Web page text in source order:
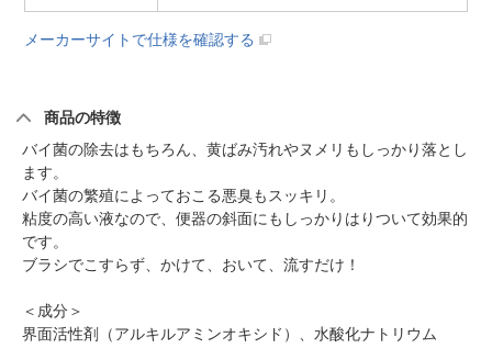
メーカーサイトで仕様を確認する
商品の特徴
バイ菌の除去はもちろん、黄ばみ汚れやヌメリもしっかり落とし
ます。
バイ菌の繁殖によっておこる悪臭もスッキリ。
粘度の高い液なので、便器の斜面にもしっかりはりついて効果的
です。
ブラシでこすらず、かけて、おいて、流すだけ！
＜成分＞
界面活性剤（アルキルアミンオキシド）、水酸化ナトリウム